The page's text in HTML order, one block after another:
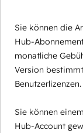
Sie können die
Hub-
monatliche
Version
Benutzerlizenzen.
Sie können
Hub-Account